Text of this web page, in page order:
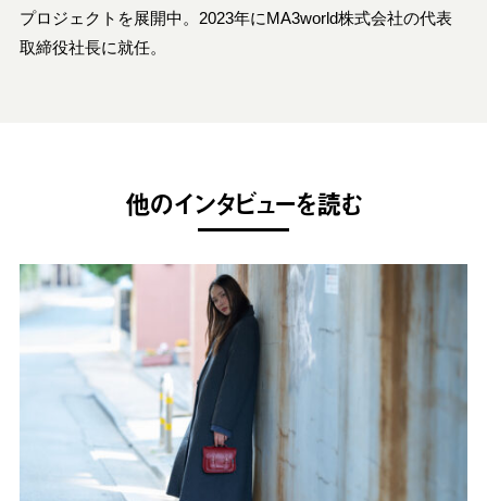
プロジェクトを展開中。2023年にMA3world株式会社の代表
取締役社長に就任。
他のインタビューを読む